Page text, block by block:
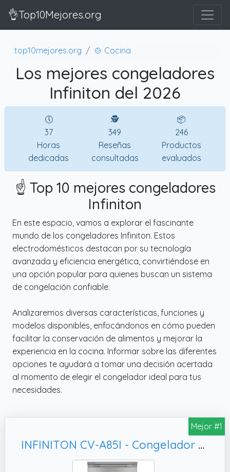
👌Top10Mejores.org
top10mejores.org 🍲 Cocina
Los mejores congeladores
Infiniton del 2026
🕔
37
Horas
dedicadas
🕵
349
Reseñas
consultadas
📦
246
Productos
evaluados
☝️ Top 10 mejores congeladores
Infiniton
En este espacio, vamos a explorar el fascinante
mundo de los congeladores Infiniton. Estos
electrodomésticos destacan por su tecnología
avanzada y eficiencia energética, convirtiéndose en
una opción popular para quienes buscan un sistema
de congelación confiable.
Analizaremos diversas características, funciones y
modelos disponibles, enfocándonos en cómo pueden
facilitar la conservación de alimentos y mejorar la
experiencia en la cocina. Informar sobre las diferentes
opciones te ayudará a tomar una decisión acertada
al momento de elegir el congelador ideal para tus
necesidades.
Mejor #1
INFINITON CV-A85I - Congelador vertical, Inox